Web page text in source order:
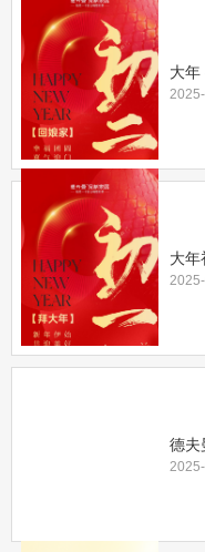
大年
大年
德夫